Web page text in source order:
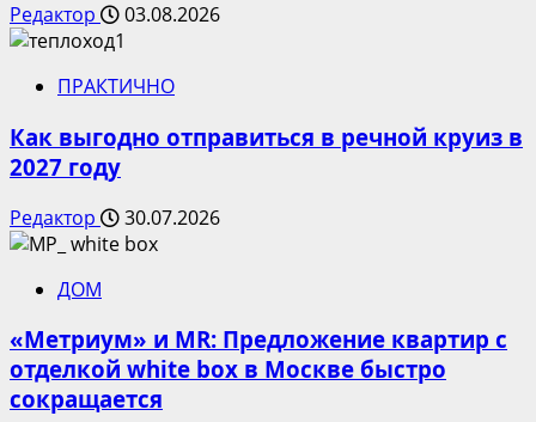
Редактор 03.08.2026
ПРАКТИЧНО
Как выгодно отправиться в речной круиз в
2027 году
Редактор 30.07.2026
ДОМ
«Метриум» и MR: Предложение квартир с
отделкой white box в Москве быстро
сокращается